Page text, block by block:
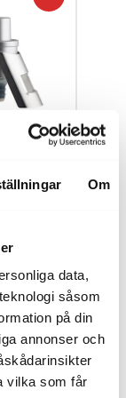
Om
data,
såsom
på din
annonser och
vilka som får
kunder